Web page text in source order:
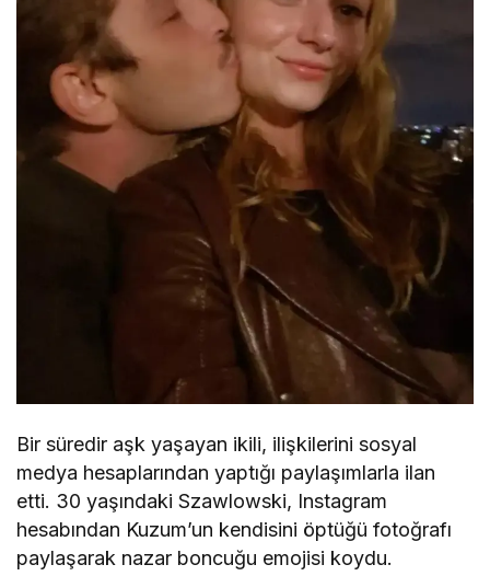
Bir süredir aşk yaşayan ikili, ilişkilerini sosyal
medya hesaplarından yaptığı paylaşımlarla ilan
etti. 30 yaşındaki Szawlowski, Instagram
hesabından Kuzum’un kendisini öptüğü fotoğrafı
paylaşarak nazar boncuğu emojisi koydu.